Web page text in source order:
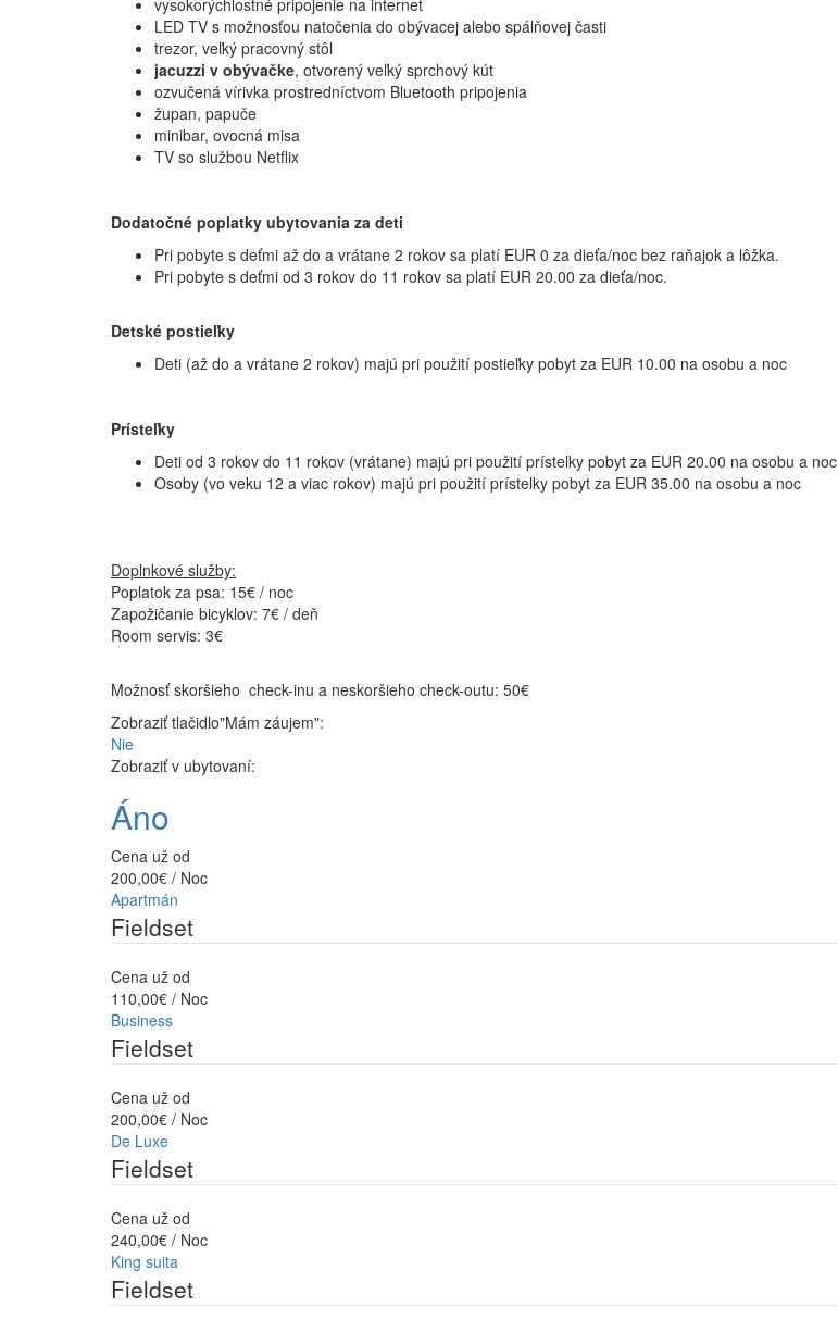
vysokorýchlostné pripojenie na internet
LED TV s možnosťou natočenia do obývacej alebo spálňovej časti
trezor, veľký pracovný stôl
jacuzzi v obývačke, otvorený veľký sprchový kút
ozvučená vírivka prostredníctvom Bluetooth pripojenia
župan, papuče
minibar, ovocná misa
TV so službou Netflix
Dodatočné poplatky ubytovania za deti
Pri pobyte s deťmi až do a vrátane 2 rokov sa platí EUR 0 za dieťa/noc bez raňajok a lôžka.
Pri pobyte s deťmi od 3 rokov do 11 rokov sa platí EUR 20.00 za dieťa/noc.
Detské postieľky
Deti (až do a vrátane 2 rokov) majú pri použití postieľky pobyt za EUR 10.00 na osobu a noc
Prísteľky
Deti od 3 rokov do 11 rokov (vrátane) majú pri použití prístelky pobyt za EUR 20.00 na osobu a noc
Osoby (vo veku 12 a viac rokov) majú pri použití prístelky pobyt za EUR 35.00 na osobu a noc
Doplnkové služby:
Poplatok za psa: 15€ / noc
Zapožičanie bicyklov: 7€ / deň
​Room servis: 3€
Možnosť skoršieho check-inu a neskoršieho check-outu: 50€
Zobraziť tlačidlo"Mám záujem":
Nie
Zobraziť v ubytovaní:
Áno
Cena už od
200,00€ / Noc
Apartmán
Fieldset
Cena už od
110,00€ / Noc
Business
Fieldset
Cena už od
200,00€ / Noc
De Luxe
Fieldset
Cena už od
240,00€ / Noc
King suita
Fieldset